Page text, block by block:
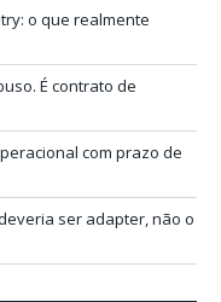
o que realmente
É contrato de
com prazo de
ser adapter, não o